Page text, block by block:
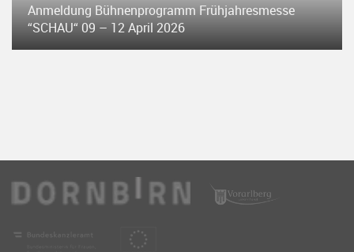
Anmeldung Bühnenprogramm Frühjahresmesse
“SCHAU“ 09 – 12 April 2026